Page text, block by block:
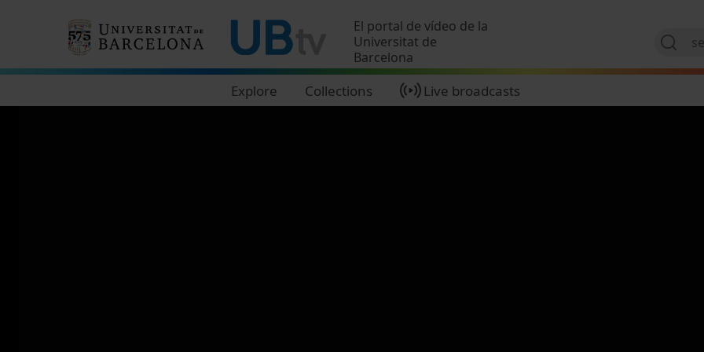
El portal de vídeo de la
Universitat de
Barcelona
Explore Collections Live broadcasts